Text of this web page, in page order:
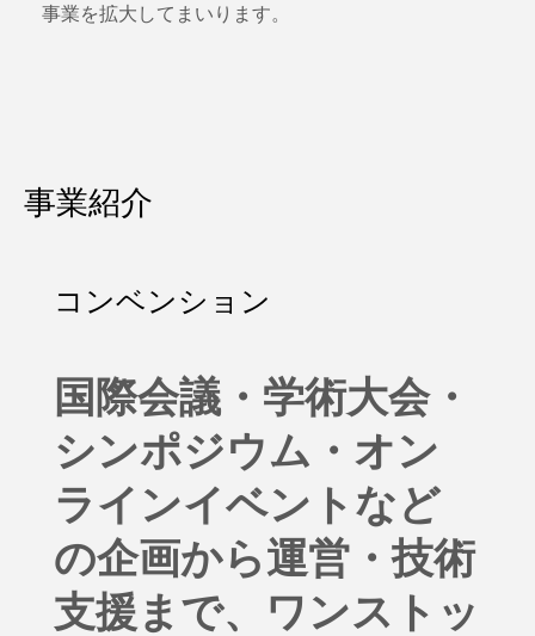
事業を拡大してまいります。
事業紹介
コンベンション
国際会議・学術大会・
シンポジウム・オン
ラインイベントなど
の企画から運営・技術
支援まで、 ワンストッ